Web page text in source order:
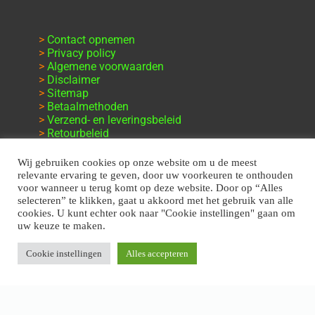
> Contact opnemen
> Privacy policy
> Algemene voorwaarden
> Disclaimer
> Sitemap
> Betaalmethoden
> Verzend- en leveringsbeleid
> Retourbeleid
Wij gebruiken cookies op onze website om u de meest
relevante ervaring te geven, door uw voorkeuren te onthouden
voor wanneer u terug komt op deze website. Door op “Alles
selecteren” te klikken, gaat u akkoord met het gebruik van alle
cookies. U kunt echter ook naar "Cookie instellingen" gaan om
uw keuze te maken.
Cookie instellingen Alles accepteren